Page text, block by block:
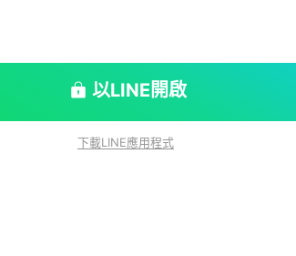
以LINE開啟
下載LINE應用程式